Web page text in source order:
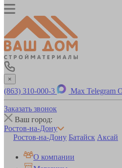
×
(863) 310-000-3 Max Telegram
Заказать звонок
Ваш город:
Ростов-на-Дону
Ростов-на-Дону Батайск Аксай
О компании